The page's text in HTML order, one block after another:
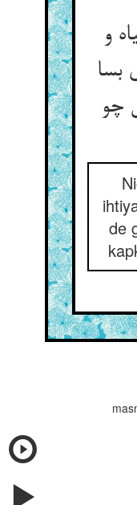
و
بسا
چو
de